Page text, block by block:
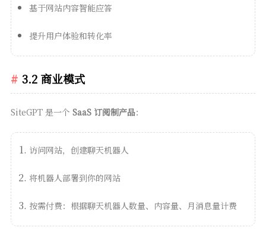
基于网站内容智能应答
提升用户体验和转化率
3.2 商业模式
SiteGPT 是一个 SaaS 订阅制产品：
访问网站，创建聊天机器人
将机器人部署到你的网站
按需付费：根据聊天机器人数量、内容量、月消息量计费